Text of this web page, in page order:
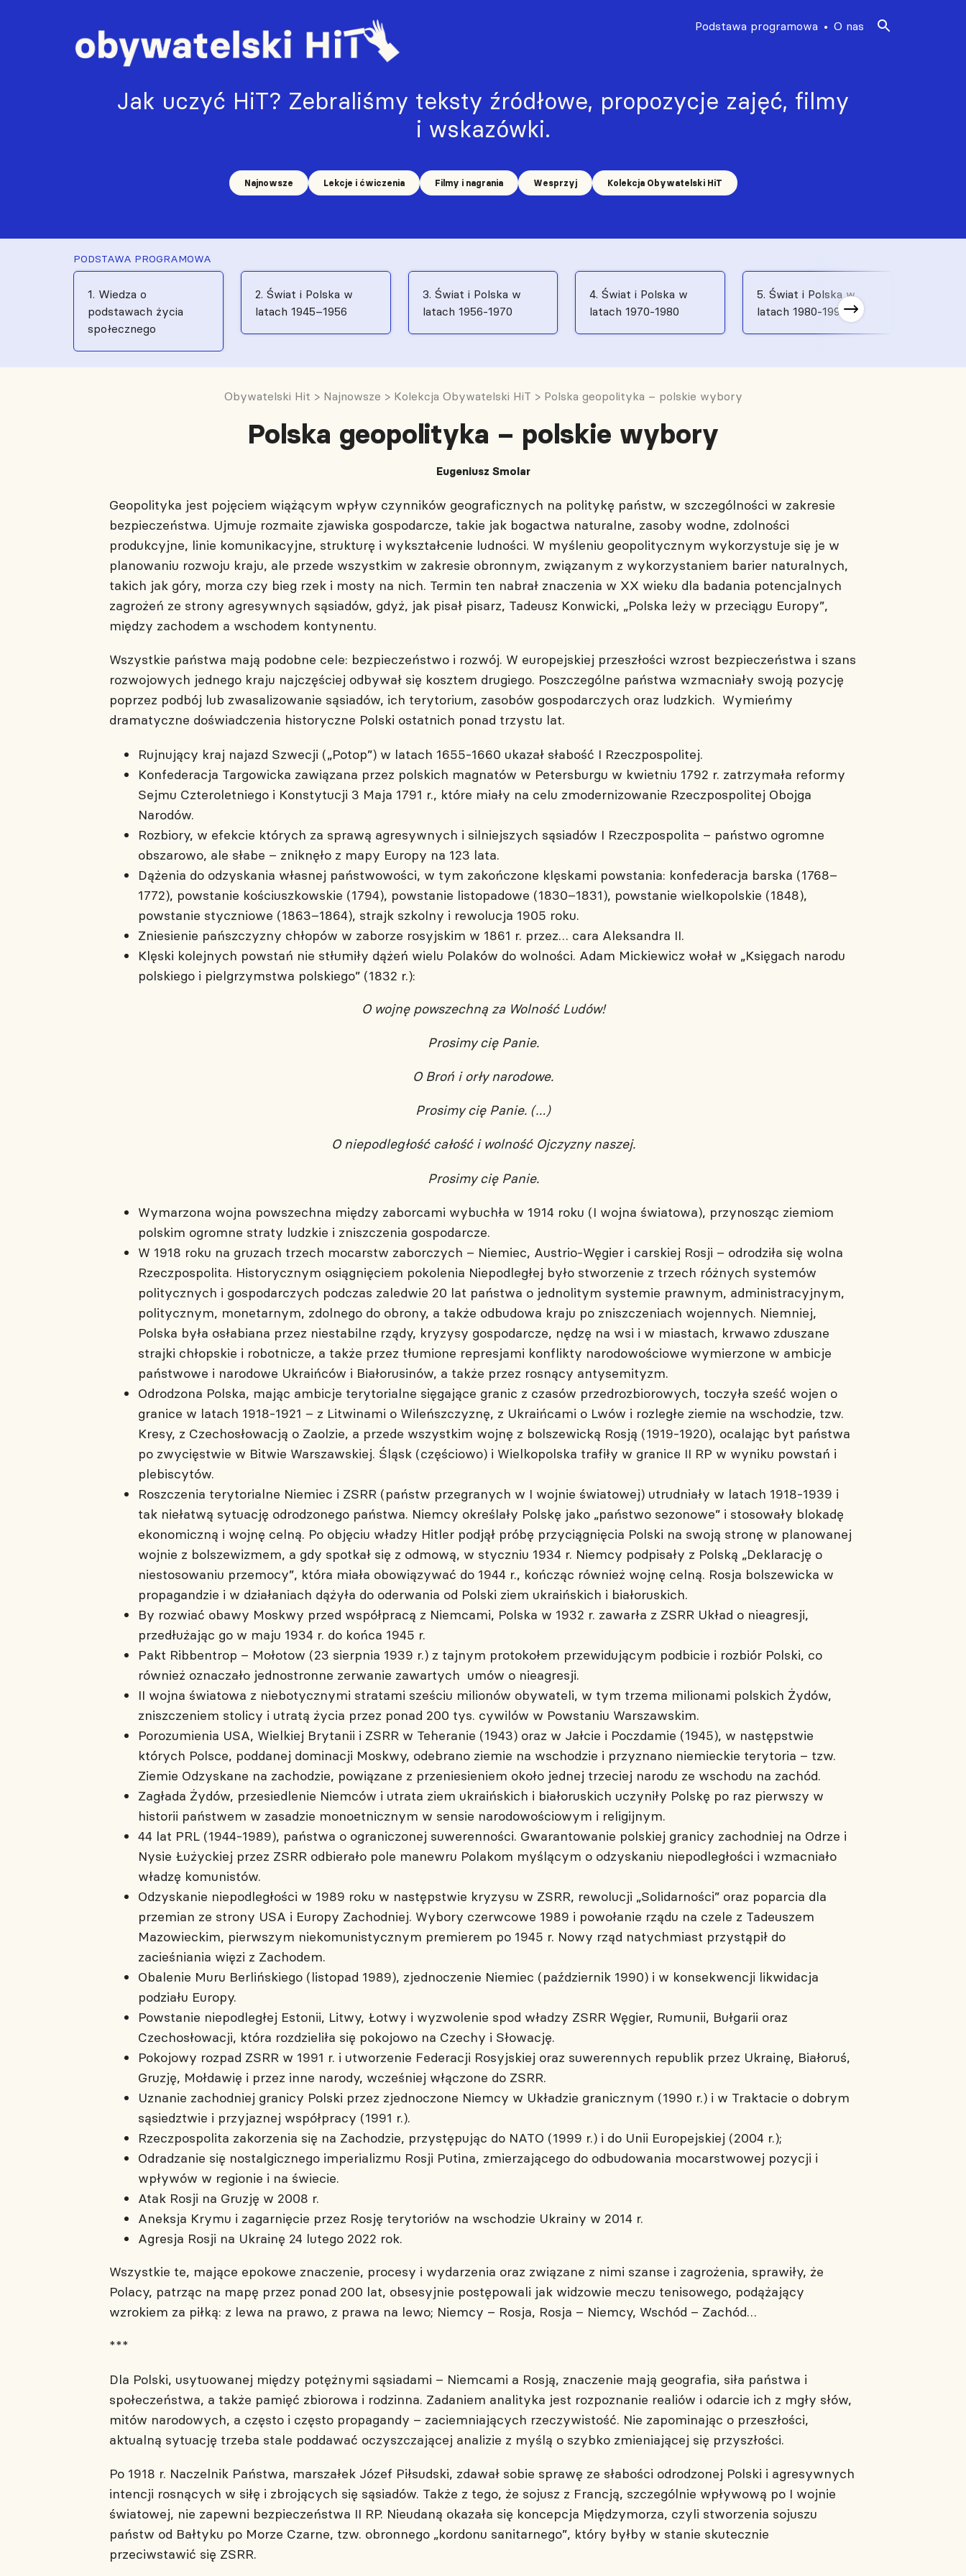
Jak uczyć HiT? Zebraliśmy teksty źródłowe, propozycje zajęć, filmy
i wskazówki.
Najnowsze Lekcje i ćwiczenia Filmy i nagrania Wesprzyj Kolekcja Obywatelski HiT
Podstawa programowa O nas
PODSTAWA PROGRAMOWA
1. Wiedza o
podstawach życia
społecznego
2. Świat i Polska w
latach 1945–1956
3. Świat i Polska w
latach 1956-1970
4. Świat i Polska w
latach 1970-1980
5. Świat i Polska w
latach 1980-1991
Obywatelski Hit > Najnowsze > Kolekcja Obywatelski HiT > Polska geopolityka – polskie wybory
Polska geopolityka – polskie wybory
Eugeniusz Smolar
Geopolityka jest pojęciem wiążącym wpływ czynników geograficznych na politykę państw, w szczególności w zakresie
bezpieczeństwa. Ujmuje rozmaite zjawiska gospodarcze, takie jak bogactwa naturalne, zasoby wodne, zdolności
produkcyjne, linie komunikacyjne, strukturę i wykształcenie ludności. W myśleniu geopolitycznym wykorzystuje się je w
planowaniu rozwoju kraju, ale przede wszystkim w zakresie obronnym, związanym z wykorzystaniem barier naturalnych,
takich jak góry, morza czy bieg rzek i mosty na nich. Termin ten nabrał znaczenia w XX wieku dla badania potencjalnych
zagrożeń ze strony agresywnych sąsiadów, gdyż, jak pisał pisarz, Tadeusz Konwicki, „Polska leży w przeciągu Europy”,
między zachodem a wschodem kontynentu.
Wszystkie państwa mają podobne cele: bezpieczeństwo i rozwój. W europejskiej przeszłości wzrost bezpieczeństwa i szans
rozwojowych jednego kraju najczęściej odbywał się kosztem drugiego. Poszczególne państwa wzmacniały swoją pozycję
poprzez podbój lub zwasalizowanie sąsiadów, ich terytorium, zasobów gospodarczych oraz ludzkich. Wymieńmy
dramatyczne doświadczenia historyczne Polski ostatnich ponad trzystu lat.
Rujnujący kraj najazd Szwecji („Potop”) w latach 1655-1660 ukazał słabość I Rzeczpospolitej.
Konfederacja Targowicka zawiązana przez polskich magnatów w Petersburgu w kwietniu 1792 r. zatrzymała reformy
Sejmu Czteroletniego i Konstytucji 3 Maja 1791 r., które miały na celu zmodernizowanie Rzeczpospolitej Obojga
Narodów.
Rozbiory, w efekcie których za sprawą agresywnych i silniejszych sąsiadów I Rzeczpospolita – państwo ogromne
obszarowo, ale słabe – zniknęło z mapy Europy na 123 lata.
Dążenia do odzyskania własnej państwowości, w tym zakończone klęskami powstania: konfederacja barska (1768–
1772), powstanie kościuszkowskie (1794), powstanie listopadowe (1830–1831), powstanie wielkopolskie (1848),
powstanie styczniowe (1863–1864), strajk szkolny i rewolucja 1905 roku.
Zniesienie pańszczyzny chłopów w zaborze rosyjskim w 1861 r. przez… cara Aleksandra II.
Klęski kolejnych powstań nie stłumiły dążeń wielu Polaków do wolności. Adam Mickiewicz wołał w „Księgach narodu
polskiego i pielgrzymstwa polskiego” (1832 r.):
O wojnę powszechną za Wolność Ludów!
Prosimy cię Panie.
O Broń i orły narodowe.
Prosimy cię Panie. (…)
O niepodległość całość i wolność Ojczyzny naszej.
Prosimy cię Panie.
Wymarzona wojna powszechna między zaborcami wybuchła w 1914 roku (I wojna światowa), przynosząc ziemiom
polskim ogromne straty ludzkie i zniszczenia gospodarcze.
W 1918 roku na gruzach trzech mocarstw zaborczych – Niemiec, Austrio-Węgier i carskiej Rosji – odrodziła się wolna
Rzeczpospolita. Historycznym osiągnięciem pokolenia Niepodległej było stworzenie z trzech różnych systemów
politycznych i gospodarczych podczas zaledwie 20 lat państwa o jednolitym systemie prawnym, administracyjnym,
politycznym, monetarnym, zdolnego do obrony, a także odbudowa kraju po zniszczeniach wojennych. Niemniej,
Polska była osłabiana przez niestabilne rządy, kryzysy gospodarcze, nędzę na wsi i w miastach, krwawo zduszane
strajki chłopskie i robotnicze, a także przez tłumione represjami konflikty narodowościowe wymierzone w ambicje
państwowe i narodowe Ukraińców i Białorusinów, a także przez rosnący antysemityzm.
Odrodzona Polska, mając ambicje terytorialne sięgające granic z czasów przedrozbiorowych, toczyła sześć wojen o
granice w latach 1918-1921 – z Litwinami o Wileńszczyznę, z Ukraińcami o Lwów i rozległe ziemie na wschodzie, tzw.
Kresy, z Czechosłowacją o Zaolzie, a przede wszystkim wojnę z bolszewicką Rosją (1919-1920), ocalając byt państwa
po zwycięstwie w Bitwie Warszawskiej. Śląsk (częściowo) i Wielkopolska trafiły w granice II RP w wyniku powstań i
plebiscytów.
Roszczenia terytorialne Niemiec i ZSRR (państw przegranych w I wojnie światowej) utrudniały w latach 1918-1939 i
tak niełatwą sytuację odrodzonego państwa. Niemcy określały Polskę jako „państwo sezonowe” i stosowały blokadę
ekonomiczną i wojnę celną. Po objęciu władzy Hitler podjął próbę przyciągnięcia Polski na swoją stronę w planowanej
wojnie z bolszewizmem, a gdy spotkał się z odmową, w styczniu 1934 r. Niemcy podpisały z Polską „Deklarację o
niestosowaniu przemocy”, która miała obowiązywać do 1944 r., kończąc również wojnę celną. Rosja bolszewicka w
propagandzie i w działaniach dążyła do oderwania od Polski ziem ukraińskich i białoruskich.
By rozwiać obawy Moskwy przed współpracą z Niemcami, Polska w 1932 r. zawarła z ZSRR Układ o nieagresji,
przedłużając go w maju 1934 r. do końca 1945 r.
Pakt Ribbentrop – Mołotow (23 sierpnia 1939 r.) z tajnym protokołem przewidującym podbicie i rozbiór Polski, co
również oznaczało jednostronne zerwanie zawartych umów o nieagresji.
II wojna światowa z niebotycznymi stratami sześciu milionów obywateli, w tym trzema milionami polskich Żydów,
zniszczeniem stolicy i utratą życia przez ponad 200 tys. cywilów w Powstaniu Warszawskim.
Porozumienia USA, Wielkiej Brytanii i ZSRR w Teheranie (1943) oraz w Jałcie i Poczdamie (1945), w następstwie
których Polsce, poddanej dominacji Moskwy, odebrano ziemie na wschodzie i przyznano niemieckie terytoria – tzw.
Ziemie Odzyskane na zachodzie, powiązane z przeniesieniem około jednej trzeciej narodu ze wschodu na zachód.
Zagłada Żydów, przesiedlenie Niemców i utrata ziem ukraińskich i białoruskich uczyniły Polskę po raz pierwszy w
historii państwem w zasadzie monoetnicznym w sensie narodowościowym i religijnym.
44 lat PRL (1944-1989), państwa o ograniczonej suwerenności. Gwarantowanie polskiej granicy zachodniej na Odrze i
Nysie Łużyckiej przez ZSRR odbierało pole manewru Polakom myślącym o odzyskaniu niepodległości i wzmacniało
władzę komunistów.
Odzyskanie niepodległości w 1989 roku w następstwie kryzysu w ZSRR, rewolucji „Solidarności” oraz poparcia dla
przemian ze strony USA i Europy Zachodniej. Wybory czerwcowe 1989 i powołanie rządu na czele z Tadeuszem
Mazowieckim, pierwszym niekomunistycznym premierem po 1945 r. Nowy rząd natychmiast przystąpił do
zacieśniania więzi z Zachodem.
Obalenie Muru Berlińskiego (listopad 1989), zjednoczenie Niemiec (październik 1990) i w konsekwencji likwidacja
podziału Europy.
Powstanie niepodległej Estonii, Litwy, Łotwy i wyzwolenie spod władzy ZSRR Węgier, Rumunii, Bułgarii oraz
Czechosłowacji, która rozdzieliła się pokojowo na Czechy i Słowację.
Pokojowy rozpad ZSRR w 1991 r. i utworzenie Federacji Rosyjskiej oraz suwerennych republik przez Ukrainę, Białoruś,
Gruzję, Mołdawię i przez inne narody, wcześniej włączone do ZSRR.
Uznanie zachodniej granicy Polski przez zjednoczone Niemcy w Układzie granicznym (1990 r.) i w Traktacie o dobrym
sąsiedztwie i przyjaznej współpracy (1991 r.).
Rzeczpospolita zakorzenia się na Zachodzie, przystępując do NATO (1999 r.) i do Unii Europejskiej (2004 r.);
Odradzanie się nostalgicznego imperializmu Rosji Putina, zmierzającego do odbudowania mocarstwowej pozycji i
wpływów w regionie i na świecie.
Atak Rosji na Gruzję w 2008 r.
Aneksja Krymu i zagarnięcie przez Rosję terytoriów na wschodzie Ukrainy w 2014 r.
Agresja Rosji na Ukrainę 24 lutego 2022 rok.
Wszystkie te, mające epokowe znaczenie, procesy i wydarzenia oraz związane z nimi szanse i zagrożenia, sprawiły, że
Polacy, patrząc na mapę przez ponad 200 lat, obsesyjnie postępowali jak widzowie meczu tenisowego, podążający
wzrokiem za piłką: z lewa na prawo, z prawa na lewo; Niemcy – Rosja, Rosja – Niemcy, Wschód – Zachód…
***
Dla Polski, usytuowanej między potężnymi sąsiadami – Niemcami a Rosją, znaczenie mają geografia, siła państwa i
społeczeństwa, a także pamięć zbiorowa i rodzinna. Zadaniem analityka jest rozpoznanie realiów i odarcie ich z mgły słów,
mitów narodowych, a często i często propagandy – zaciemniających rzeczywistość. Nie zapominając o przeszłości,
aktualną sytuację trzeba stale poddawać oczyszczającej analizie z myślą o szybko zmieniającej się przyszłości.
Po 1918 r. Naczelnik Państwa, marszałek Józef Piłsudski, zdawał sobie sprawę ze słabości odrodzonej Polski i agresywnych
intencji rosnących w siłę i zbrojących się sąsiadów. Także z tego, że sojusz z Francją, szczególnie wpływową po I wojnie
światowej, nie zapewni bezpieczeństwa II RP. Nieudaną okazała się koncepcja Międzymorza, czyli stworzenia sojuszu
państw od Bałtyku po Morze Czarne, tzw. obronnego „kordonu sanitarnego”, który byłby w stanie skutecznie
przeciwstawić się ZSRR.